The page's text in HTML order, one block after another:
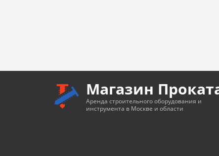
Магазин
Аренда строительного оборудования и
инструмента в Москве и области